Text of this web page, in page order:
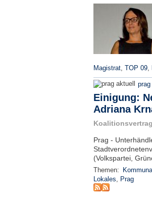
Magistrat, TOP 09,
prag
Einigung:
Adriana
Prag -
(Volkspartei,
Themen:
Lokales, Prag